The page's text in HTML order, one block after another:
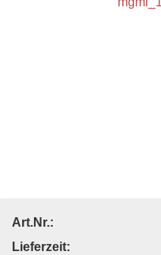
Art.Nr.:
Lieferzeit: